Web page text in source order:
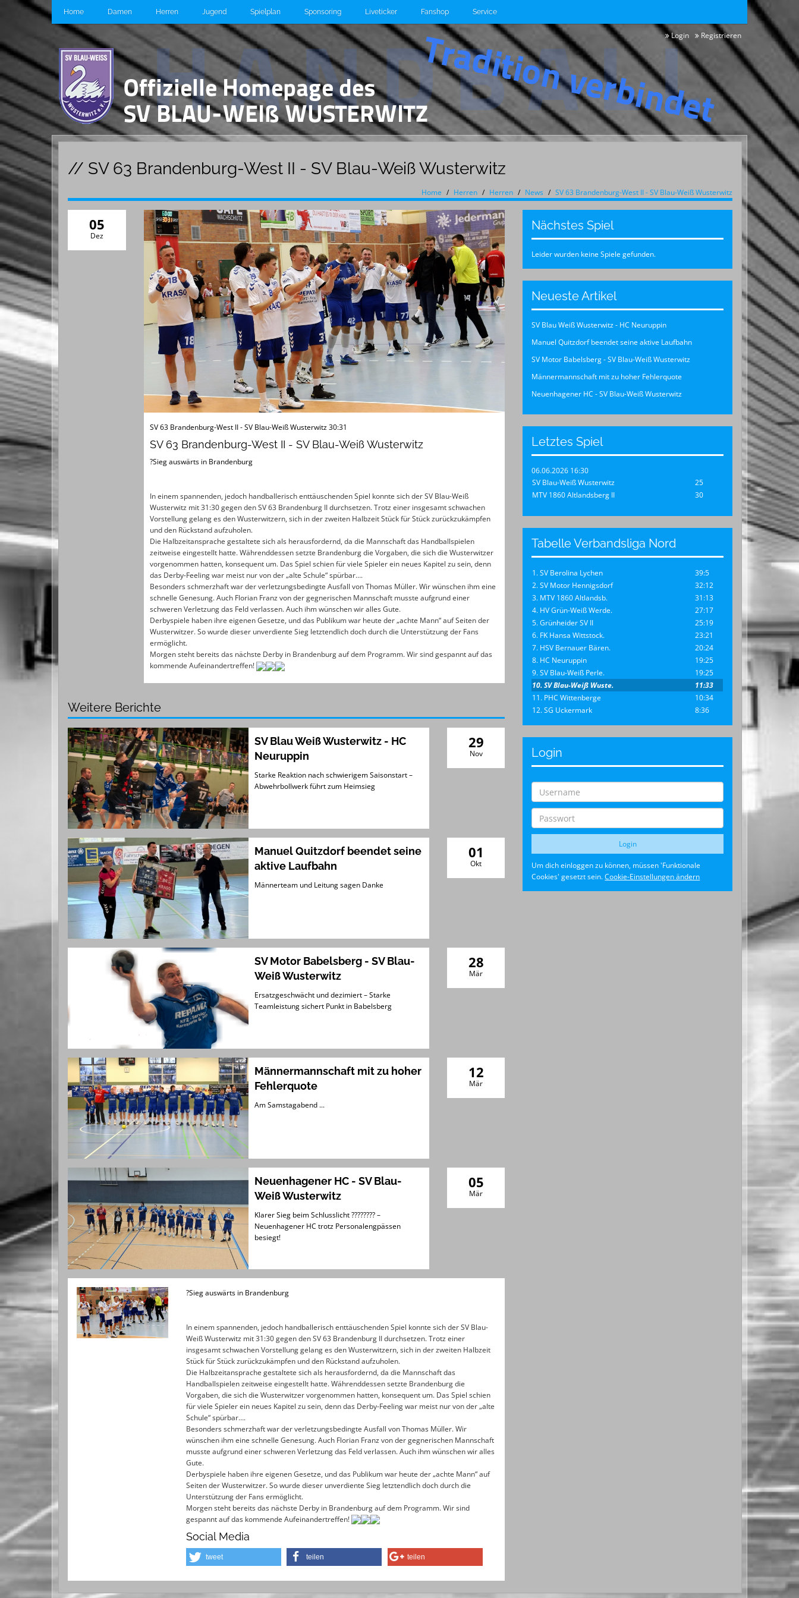
Home Damen Herren Jugend Spielplan Sponsoring Liveticker Fanshop Service
Login Registrieren
// SV 63 Brandenburg-West II - SV Blau-Weiß Wusterwitz
Home Herren Herren News SV 63 Brandenburg-West II - SV Blau-Weiß Wusterwitz
05
Dez
SV 63 Brandenburg-West II - SV Blau-Weiß Wusterwitz 30:31
SV 63 Brandenburg-West II - SV Blau-Weiß Wusterwitz
?Sieg auswärts in Brandenburg
In einem spannenden, jedoch handballerisch enttäuschenden Spiel konnte sich der SV Blau-Weiß
Wusterwitz mit 31:30 gegen den SV 63 Brandenburg II durchsetzen. Trotz einer insgesamt schwachen
Vorstellung gelang es den Wusterwitzern, sich in der zweiten Halbzeit Stück für Stück zurückzukämpfen
und den Rückstand aufzuholen.
Die Halbzeitansprache gestaltete sich als herausfordernd, da die Mannschaft das Handballspielen
zeitweise eingestellt hatte. Währenddessen setzte Brandenburg die Vorgaben, die sich die Wusterwitzer
vorgenommen hatten, konsequent um. Das Spiel schien für viele Spieler ein neues Kapitel zu sein, denn
das Derby-Feeling war meist nur von der „alte Schule“ spürbar….
Besonders schmerzhaft war der verletzungsbedingte Ausfall von Thomas Müller. Wir wünschen ihm eine
schnelle Genesung. Auch Florian Franz von der gegnerischen Mannschaft musste aufgrund einer
schweren Verletzung das Feld verlassen. Auch ihm wünschen wir alles Gute.
Derbyspiele haben ihre eigenen Gesetze, und das Publikum war heute der „achte Mann“ auf Seiten der
Wusterwitzer. So wurde dieser unverdiente Sieg letztendlich doch durch die Unterstützung der Fans
ermöglicht.
Morgen steht bereits das nächste Derby in Brandenburg auf dem Programm. Wir sind gespannt auf das
kommende Aufeinandertreffen!
Weitere Berichte
SV Blau Weiß Wusterwitz - HC
Neuruppin
Starke Reaktion nach schwierigem Saisonstart –
Abwehrbollwerk führt zum Heimsieg
29
Nov
Manuel Quitzdorf beendet seine
aktive Laufbahn
Männerteam und Leitung sagen Danke
01
Okt
SV Motor Babelsberg - SV Blau-
Weiß Wusterwitz
Ersatzgeschwächt und dezimiert – Starke
Teamleistung sichert Punkt in Babelsberg
28
Mär
Männermannschaft mit zu hoher
Fehlerquote
Am Samstagabend ...
12
Mär
Neuenhagener HC - SV Blau-
Weiß Wusterwitz
Klarer Sieg beim Schlusslicht ???????? –
Neuenhagener HC trotz Personalengpässen
besiegt!
05
Mär
?Sieg auswärts in Brandenburg
In einem spannenden, jedoch handballerisch enttäuschenden Spiel konnte sich der SV Blau-
Weiß Wusterwitz mit 31:30 gegen den SV 63 Brandenburg II durchsetzen. Trotz einer
insgesamt schwachen Vorstellung gelang es den Wusterwitzern, sich in der zweiten Halbzeit
Stück für Stück zurückzukämpfen und den Rückstand aufzuholen.
Die Halbzeitansprache gestaltete sich als herausfordernd, da die Mannschaft das
Handballspielen zeitweise eingestellt hatte. Währenddessen setzte Brandenburg die
Vorgaben, die sich die Wusterwitzer vorgenommen hatten, konsequent um. Das Spiel schien
für viele Spieler ein neues Kapitel zu sein, denn das Derby-Feeling war meist nur von der „alte
Schule“ spürbar….
Besonders schmerzhaft war der verletzungsbedingte Ausfall von Thomas Müller. Wir
wünschen ihm eine schnelle Genesung. Auch Florian Franz von der gegnerischen Mannschaft
musste aufgrund einer schweren Verletzung das Feld verlassen. Auch ihm wünschen wir alles
Gute.
Derbyspiele haben ihre eigenen Gesetze, und das Publikum war heute der „achte Mann“ auf
Seiten der Wusterwitzer. So wurde dieser unverdiente Sieg letztendlich doch durch die
Unterstützung der Fans ermöglicht.
Morgen steht bereits das nächste Derby in Brandenburg auf dem Programm. Wir sind
gespannt auf das kommende Aufeinandertreffen!
Social Media
tweet teilen teilen
Nächstes Spiel
Leider wurden keine Spiele gefunden.
Neueste Artikel
SV Blau Weiß Wusterwitz - HC Neuruppin
Manuel Quitzdorf beendet seine aktive Laufbahn
SV Motor Babelsberg - SV Blau-Weiß Wusterwitz
Männermannschaft mit zu hoher Fehlerquote
Neuenhagener HC - SV Blau-Weiß Wusterwitz
Letztes Spiel
06.06.2026 16:30
SV Blau-Weiß Wusterwitz
25
MTV 1860 Altlandsberg II
30
Tabelle Verbandsliga Nord
1. SV Berolina Lychen
39:5
2. SV Motor Hennigsdorf
32:12
3. MTV 1860 Altlandsb.
31:13
4. HV Grün-Weiß Werde.
27:17
5. Grünheider SV II
25:19
6. FK Hansa Wittstock.
23:21
7. HSV Bernauer Bären.
20:24
8. HC Neuruppin
19:25
9. SV Blau-Weiß Perle.
19:25
10. SV Blau-Weiß Wuste.
11:33
11. PHC Wittenberge
10:34
12. SG Uckermark
8:36
Login
Um dich einloggen zu können, müssen 'Funktionale
Cookies' gesetzt sein.Cookie-Einstellungen ändern